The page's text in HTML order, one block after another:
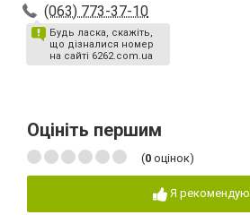
(063) 773-37-10
Будь ласка, скажіть,
що дізналися номер
на сайті 6262.com.ua
Оцініть першим
(0 оцінок)
Я рекомендую